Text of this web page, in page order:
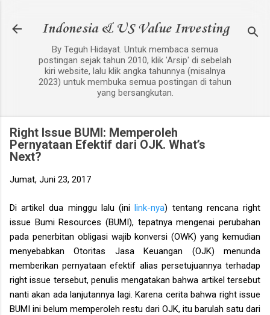
Indonesia & US Value Investing
By Teguh Hidayat. Untuk membaca semua
postingan sejak tahun 2010, klik 'Arsip' di sebelah
kiri website, lalu klik angka tahunnya (misalnya
2023) untuk membuka semua postingan di tahun
yang bersangkutan.
Right Issue BUMI: Memperoleh
Pernyataan Efektif dari OJK. What’s
Next?
Jumat, Juni 23, 2017
Di artikel dua minggu lalu (inilink-nya) tentang rencana right
issue Bumi Resources (BUMI), tepatnya mengenai perubahan
pada penerbitan obligasi wajib konversi (OWK) yang kemudian
menyebabkan Otoritas Jasa Keuangan (OJK) menunda
memberikan pernyataan efektif alias persetujuannya terhadap
right issue tersebut, penulis mengatakan bahwa artikel tersebut
nanti akan ada lanjutannya lagi. Karena cerita bahwa right issue
BUMI ini belum memperoleh restu dari OJK, itu barulah satu dari